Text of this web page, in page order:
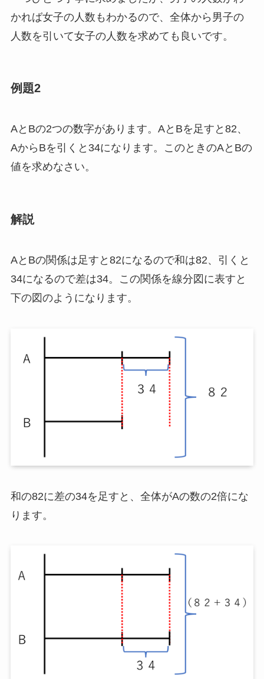
かれば女子の人数もわかるので、全体から男子の
人数を引いて女子の人数を求めても良いです。
例題2
AとBの2つの数字があります。AとBを足すと82、
AからBを引くと34になります。このときのAとBの
値を求めなさい。
解説
AとBの関係は足すと82になるので和は82、引くと
34になるので差は34。この関係を線分図に表すと
下の図のようになります。
和の82に差の34を足すと、全体がAの数の2倍にな
ります。